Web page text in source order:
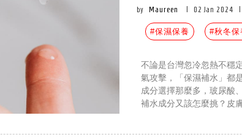
by Maureen 02 Jan 2024
#保濕保養 #秋冬保
不論是台灣忽冷忽熱不穩
氣攻擊，「保濕補水」都
成分選擇那麼多，玻尿酸
補水成分又該怎麼挑？皮